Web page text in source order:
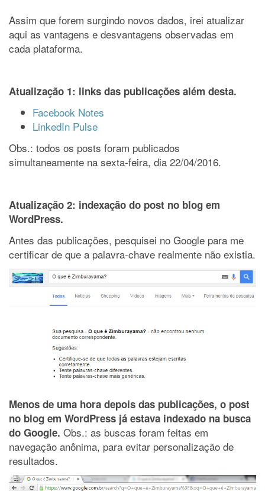
Assim que forem surgindo novos dados, irei atualizar
aqui as vantagens e desvantagens observadas em
cada plataforma.
Atualização 1: links das publicações além desta.
Facebook Notes
LinkedIn Pulse
Obs.: todos os posts foram publicados
simultaneamente na sexta-feira, dia 22/04/2016.
Atualização 2: indexação do post no blog em
WordPress.
Antes das publicações, pesquisei no Google para me
certificar de que a palavra-chave realmente não existia.
Menos de uma hora depois das publicações, o post
no blog em WordPress já estava indexado na busca
do Google. Obs.: as buscas foram feitas em
navegação anônima, para evitar personalização de
resultados.